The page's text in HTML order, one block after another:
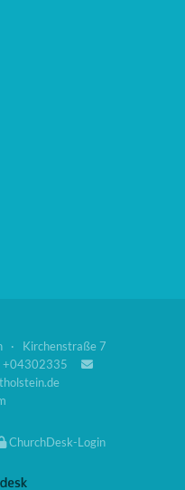
· Kirchenstraße 7
+04302335 
ChurchDesk-Login